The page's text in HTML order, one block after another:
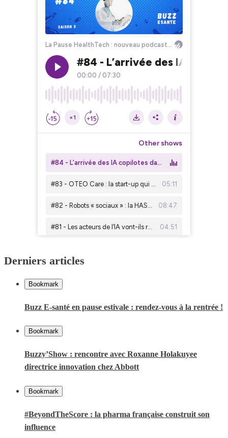
Derniers articles
Bookmark
Buzz E-santé en pause estivale : rendez-vous à la rentrée !
Bookmark
Buzzy’Show : rencontre avec Roxanne Holakuyee
directrice innovation chez Abbott
Bookmark
#BeyondTheScore : la pharma française construit son
influence